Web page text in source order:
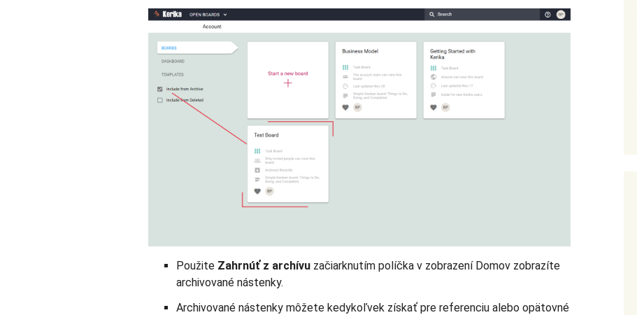
Použite Zahrnúť z archívu začiarknutím políčka v zobrazení Domov zobrazíte
archivované nástenky.
Archivované nástenky môžete kedykoľvek získať pre referenciu alebo opätovné